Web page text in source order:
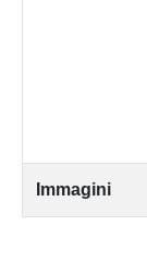
Immagini